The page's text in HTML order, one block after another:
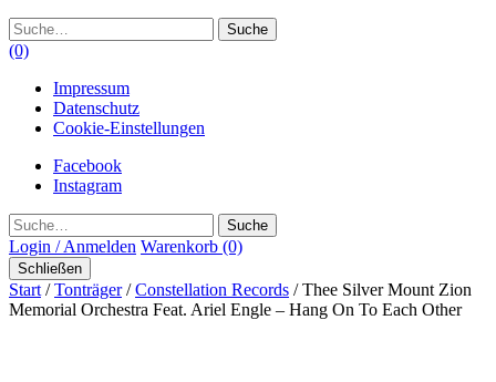
Suche
(0)
Impressum
Datenschutz
Cookie-Einstellungen
Facebook
Instagram
Suche
Login / Anmelden Warenkorb (0)
Schließen
Start /Tonträger/Constellation Records / Thee Silver Mount Zion
Memorial Orchestra Feat. Ariel Engle – Hang On To Each Other